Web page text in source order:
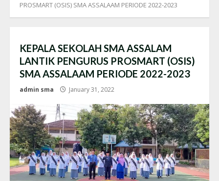
PROSMART (OSIS) SMA ASSALAAM PERIODE 2022-2023
KEPALA SEKOLAH SMA ASSALAM
LANTIK PENGURUS PROSMART (OSIS)
SMA ASSALAAM PERIODE 2022-2023
admin sma January 31, 2022